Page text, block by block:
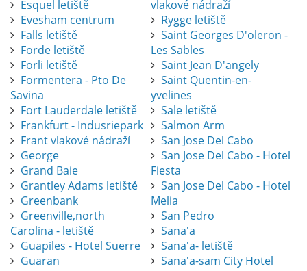
Esquel letiště
Evesham centrum
Falls letiště
Forde letiště
Forli letiště
Formentera - Pto De
Savina
Fort Lauderdale letiště
Frankfurt - Indusriepark
Frant vlakové nádraží
George
Grand Baie
Grantley Adams letiště
Greenbank
Greenville,north
Carolina - letiště
Guapiles - Hotel Suerre
Guaran
vlakové nádraží
Rygge letiště
Saint Georges D'oleron -
Les Sables
Saint Jean D'angely
Saint Quentin-en-
yvelines
Sale letiště
Salmon Arm
San Jose Del Cabo
San Jose Del Cabo - Hotel
Fiesta
San Jose Del Cabo - Hotel
Melia
San Pedro
Sana'a
Sana'a- letiště
Sana'a-sam City Hotel